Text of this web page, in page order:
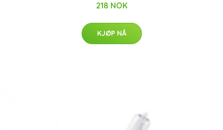
218 NOK
KJØP NÅ